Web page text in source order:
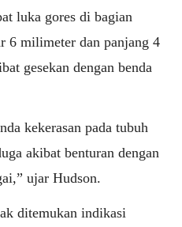
luka gores di bagian
6 milimeter dan panjang 4
gesekan dengan benda
kekerasan pada tubuh
akibat benturan dengan
ujar Hudson.
ditemukan indikasi